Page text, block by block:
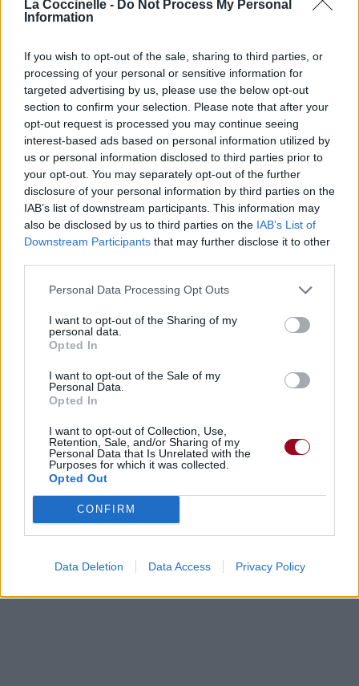
La Coccinelle - Do Not Process My Personal
Information
If you wish to opt-out of the sale, sharing to third parties, or
processing of your personal or sensitive information for
targeted advertising by us, please use the below opt-out
section to confirm your selection. Please note that after your
opt-out request is processed you may continue seeing
interest-based ads based on personal information utilized by
us or personal information disclosed to third parties prior to
your opt-out. You may separately opt-out of the further
disclosure of your personal information by third parties on the
IAB’s list of downstream participants. This information may
also be disclosed by us to third parties on the IAB’s List of
Downstream Participants that may further disclose it to other
Personal Data Processing Opt Outs
I want to opt-out of the Sharing of my
personal data.
Opted In
I want to opt-out of the Sale of my
Personal Data.
Opted In
I want to opt-out of Collection, Use,
Retention, Sale, and/or Sharing of my
Personal Data that Is Unrelated with the
Purposes for which it was collected.
Opted Out
CONFIRM
Data Deletion Data Access Privacy Policy
Vous aimez chanter, apprenez la guitare chez
Télécharger légalement les MP3 sur
Télécharger légalement les MP3 ou trouver le CD sur
Trouver des vinyles et des CD sur
Trouver un instrument de musique ou une partition au
meilleur prix sur
Paroles + Traduction Téléchargement
Vidéos
Voir la vidéo de «Katana»
Commentaires